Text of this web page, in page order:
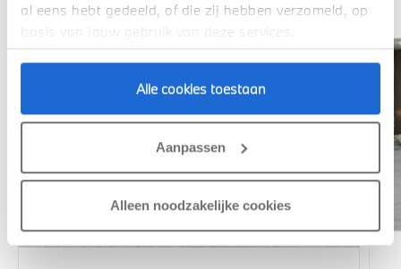
al eens hebt gedeeld, of die zij hebben verzameld, op
basis van jouw gebruik van deze services.
Alle cookies toestaan
Aanpassen
Alleen noodzakelijke cookies
1,99% renteactie